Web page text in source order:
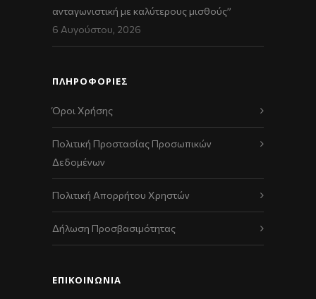
ανταγωνιστική με καλύτερους μισθούς”
6 Αυγούστου, 2026
ΠΛΗΡΟΦΟΡΙΕΣ
Όροι Χρήσης
Πολιτική Προστασίας Προσωπικών
Δεδομένων
Πολιτική Απορρήτου Χρηστών
Δήλωση Προσβασιμότητας
ΕΠΙΚΟΙΝΩΝΊΑ